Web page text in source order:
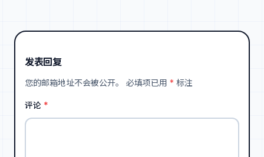
发表回复
您的邮箱地址不会被公开。 必填项已用 * 标注
评论 *